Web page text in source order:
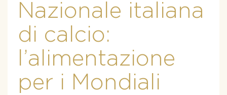
Nazionale italiana
di calcio:
l’alimentazione
per i Mondiali